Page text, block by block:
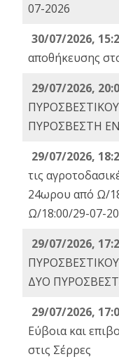
07-2026
30/07/2026,
αποθήκευσης
29/07/2026,
ΠΥΡΟΣΒΕΣΤΗ
29/07/2026,
τις
24ωρου από Ω/
Ω/18:00/29-07-
29/07/2026,
ΔΥΟ
29/07/2026,
Εύβοια και
στις Σέρρες